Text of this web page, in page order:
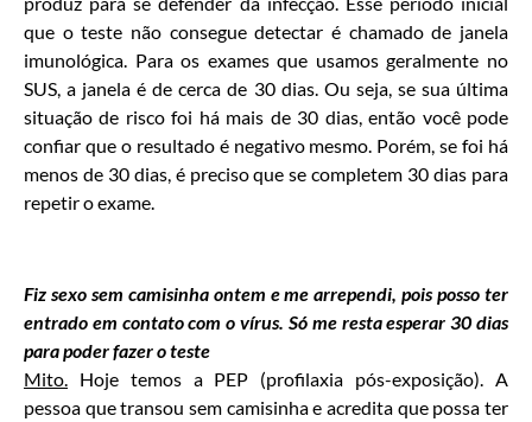
que o teste não consegue detectar é chamado de janela
imunológica. Para os exames que usamos geralmente no
SUS, a janela é de cerca de 30 dias. Ou seja, se sua última
situação de risco foi há mais de 30 dias, então você pode
confiar que o resultado é negativo mesmo. Porém, se foi há
menos de 30 dias, é preciso que se completem 30 dias para
repetir o exame.
Fiz sexo sem camisinha ontem e me arrependi, pois posso ter
entrado em contato com o vírus. Só me resta esperar 30 dias
para poder fazer o teste
Mito.
Hoje temos a PEP (profilaxia pós-exposição). A
pessoa que transou sem camisinha e acredita que possa ter